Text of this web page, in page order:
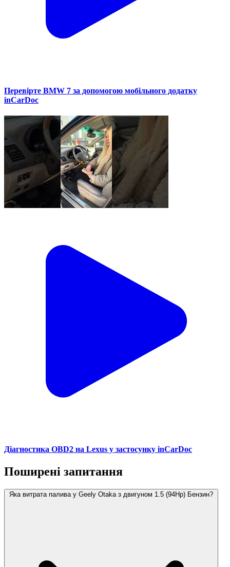
Перевірте BMW 7 за допомогою мобільного додатку
inCarDoc
Діагностика OBD2 на Lexus у застосунку inCarDoc
Поширені запитання
Яка витрата палива у Geely Otaka з двигуном 1.5 (94Hp) Бензин?